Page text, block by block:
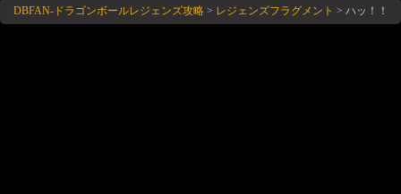
DBFAN-ドラゴンボールレジェンズ攻略> レジェンズフラグメント > ハッ！！